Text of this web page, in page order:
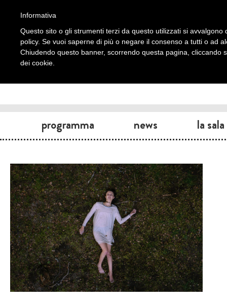
programma news la sala
Informativa
Questo sito o gli strumenti terzi da questo utilizzati si
policy. Se vuoi saperne di più o negare il consenso a tutti o ad
Chiudendo questo banner, scorrendo questa pagina, cliccando
dei cookie.